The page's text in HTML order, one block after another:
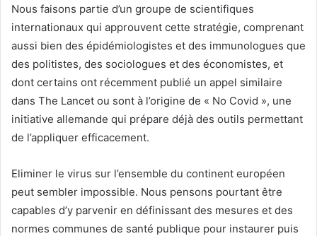
Nous faisons partie d’un groupe de scientifiques
internationaux qui approuvent cette stratégie, comprenant
aussi bien des épidémiologistes et des immunologues que
des politistes, des sociologues et des économistes, et
dont certains ont récemment publié un appel similaire
dans The Lancet ou sont à l’origine de « No Covid », une
initiative allemande qui prépare déjà des outils permettant
de l’appliquer efficacement.
Eliminer le virus sur l’ensemble du continent européen
peut sembler impossible. Nous pensons pourtant être
capables d’y parvenir en définissant des mesures et des
normes communes de santé publique pour instaurer puis